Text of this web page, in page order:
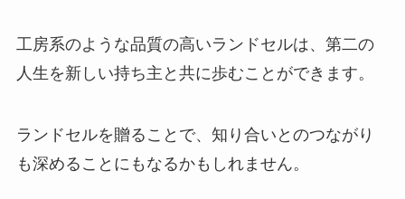
工房系のような品質の高いランドセルは、第二の
人生を新しい持ち主と共に歩むことができます。
ランドセルを贈ることで、知り合いとのつながり
も深めることにもなるかもしれません。